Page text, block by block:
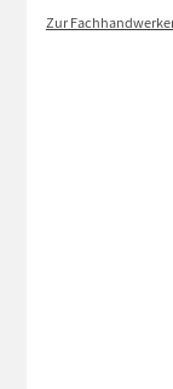
Zur